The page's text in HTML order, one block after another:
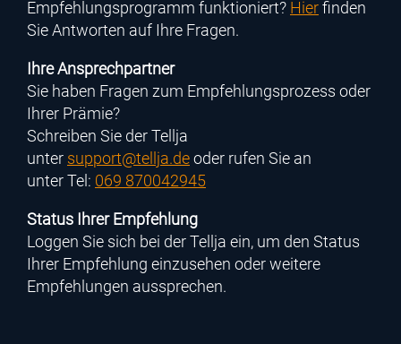
Empfehlungsprogramm funktioniert? Hierfinden
Sie Antworten auf Ihre Fragen.
Ihre Ansprechpartner
Sie haben Fragen zum Empfehlungsprozess oder
Ihrer Prämie?
Schreiben Sie derTellja
unter support@tellja.deoder rufen Sie an
unterTel: 069 870042945
Status Ihrer Empfehlung
Loggen Sie sich bei derTellja ein, um den Status
Ihrer Empfehlung einzusehen oder weitere
Empfehlungen aussprechen.